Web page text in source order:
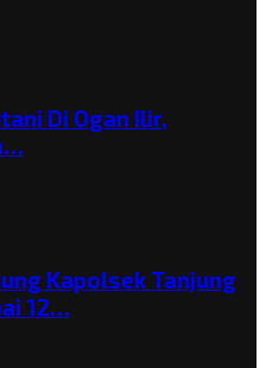
Di Ogan Ilir,
Kapolsek Tanjung
12…